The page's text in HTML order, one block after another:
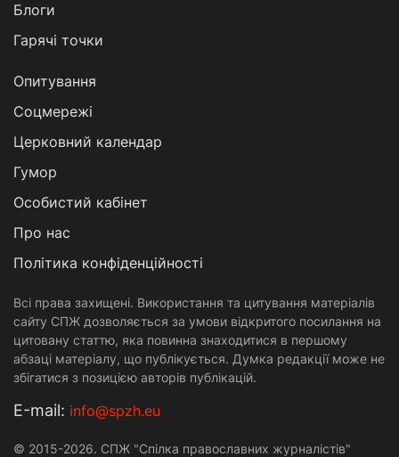
Блоги
Гарячі точки
Опитування
Соцмережі
Церковний календар
Гумор
Особистий кабінет
Про нас
Політика конфіденційності
Всі права захищені. Використання та цитування матеріалів
сайту СПЖ дозволяється за умови відкритого посилання на
цитовану статтю, яка повинна знаходитися в першому
абзаці матеріалу, що публікується. Думка редакції може не
збігатися з позицією авторів публікацій.
Е-mail: info@spzh.eu
© 2015-2026. СПЖ "Спілка православних журналістів"